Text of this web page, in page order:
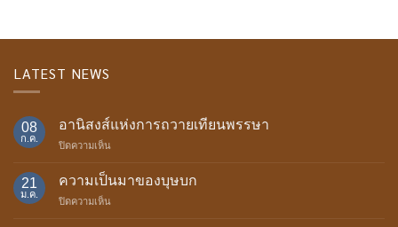
LATEST NEWS
08
ก.ค.
อานิสงส์แห่งการถวายเทียนพรรษา
ปิดความเห็น
ถวาย
21
ม.ค.
ความเป็นมาของบุษบก
ปิดความเห็น